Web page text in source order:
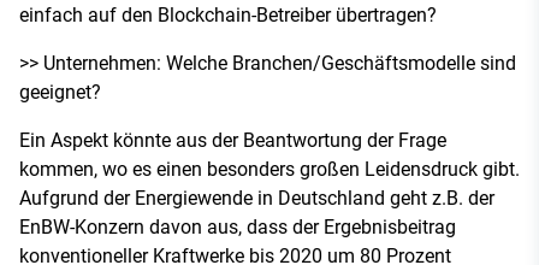
einfach auf den Blockchain-Betreiber übertragen?
>> Unternehmen: Welche Branchen/Geschäftsmodelle sind
geeignet?
Ein Aspekt könnte aus der Beantwortung der Frage
kommen, wo es einen besonders großen Leidensdruck gibt.
Aufgrund der Energiewende in Deutschland geht z.B. der
EnBW-Konzern davon aus, dass der Ergebnisbeitrag
konventioneller Kraftwerke bis 2020 um 80 Prozent